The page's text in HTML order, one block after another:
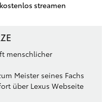
streamen
menschlicher
Meister seines Fachs
über Lexus Webseite